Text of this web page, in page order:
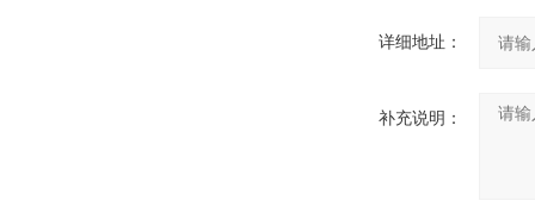
详细地址：
补充说明：